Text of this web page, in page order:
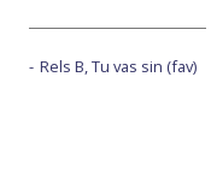
Rels B, Tu vas sin (fav)